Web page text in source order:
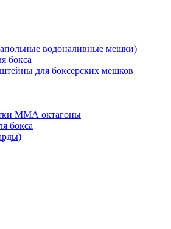
водоналивные мешки)
бокса
для боксерских мешков
ММА октагоны
бокса